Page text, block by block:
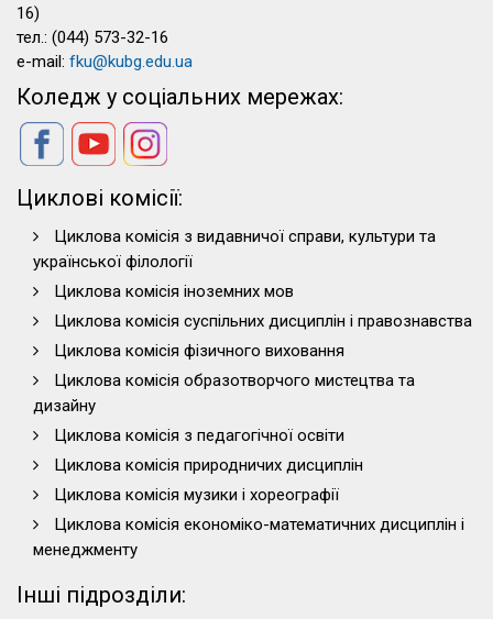
16)
тел.: (044) 573-32-16
e-mail: fku@kubg.edu.ua
Коледж у соціальних мережах:
Циклові комісії:
Циклова комісія з видавничої справи, культури та
української філології
Циклова комісія іноземних мов
Циклова комісія суспільних дисциплін і правознавства
Циклова комісія фізичного виховання
Циклова комісія образотворчого мистецтва та
дизайну
Циклова комісія з педагогічної освіти
Циклова комісія природничих дисциплін
Циклова комісія музики і хореографії
Циклова комісія економіко-математичних дисциплін і
менеджменту
Інші підрозділи: